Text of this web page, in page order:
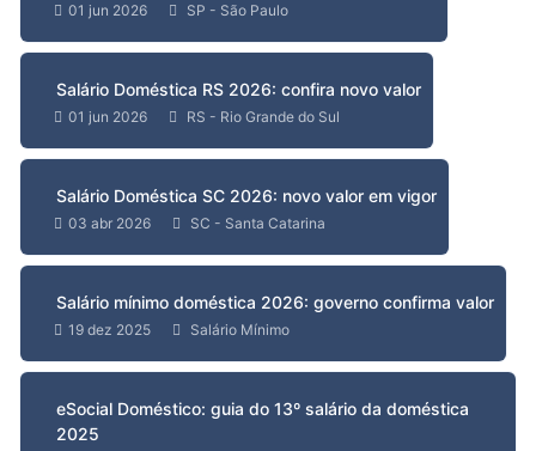
01 jun 2026 SP - São Paulo
Salário Doméstica RS 2026: confira novo valor
01 jun 2026 RS - Rio Grande do Sul
Salário Doméstica SC 2026: novo valor em vigor
03 abr 2026 SC - Santa Catarina
Salário mínimo doméstica 2026: governo confirma valor
19 dez 2025 Salário Mínimo
eSocial Doméstico: guia do 13º salário da doméstica
2025